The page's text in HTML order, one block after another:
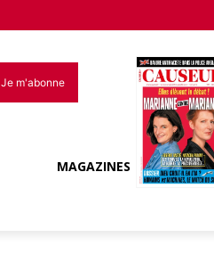
Je m'abonne
MAGAZINES